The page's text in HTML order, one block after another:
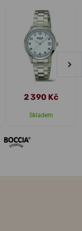
2 390 Kč
Skladem